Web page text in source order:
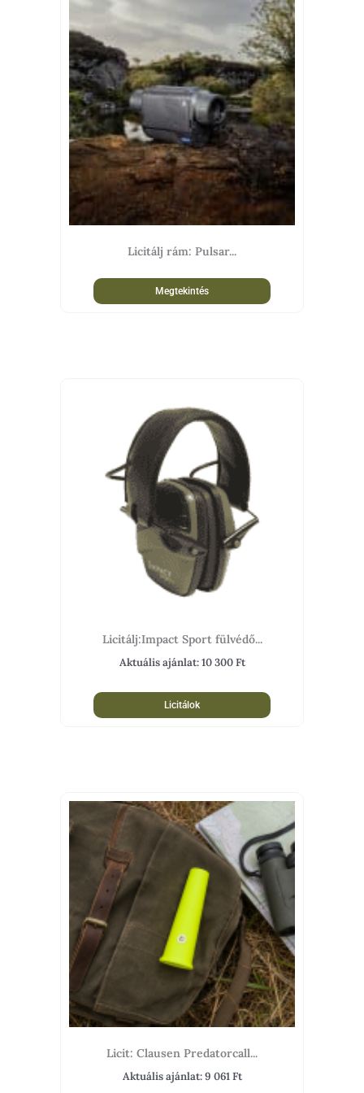
Licitálj rám: Pulsar...
Megtekintés
Licitálj:Impact Sport fülvédő...
Aktuális ajánlat:10 300Ft
Licitálok
Licit: Clausen Predatorcall...
Aktuális ajánlat:9 061Ft